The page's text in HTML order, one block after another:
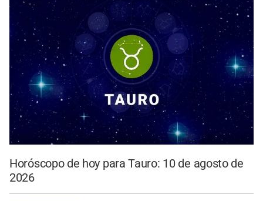
Horóscopo de hoy para Tauro: 10 de agosto de
2026